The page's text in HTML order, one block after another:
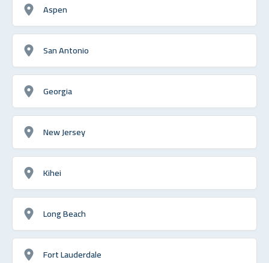
Aspen
San Antonio
Georgia
New Jersey
Kihei
Long Beach
Fort Lauderdale